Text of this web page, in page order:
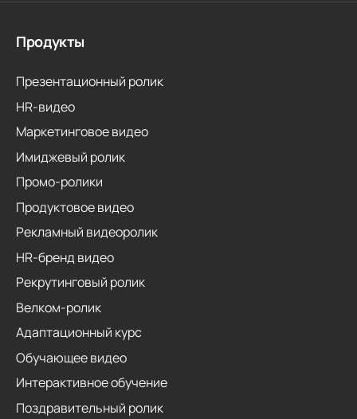
Продукты
Презентационный ролик
HR-видео
Маркетинговое видео
Имиджевый ролик
Промо-ролики
Продуктовое видео
Рекламный видеоролик
HR-бренд видео
Рекрутинговый ролик
Велком-ролик
Адаптационный курс
Обучающее видео
Интерактивное обучение
Поздравительный ролик